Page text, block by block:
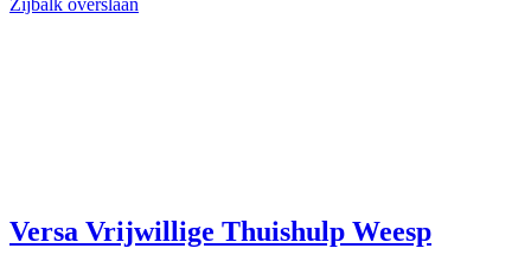
Zijbalk overslaan
Versa Vrijwillige Thuishulp Weesp